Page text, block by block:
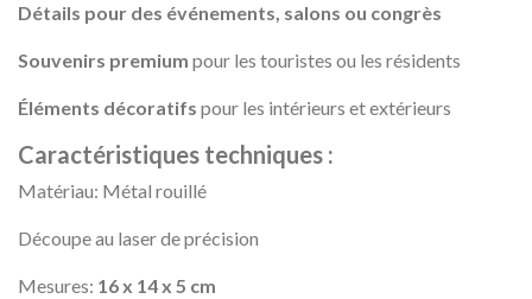
Détails pour des événements, salons ou congrès
Souvenirs premium pour les touristes ou les résidents
Éléments décoratifs pour les intérieurs et extérieurs
Caractéristiques techniques :
Matériau: Métal rouillé
Découpe au laser de précision
Mesures: 16 x 14 x 5 cm